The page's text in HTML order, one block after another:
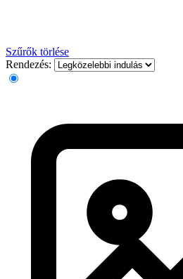
Szűrők törlése
Rendezés: